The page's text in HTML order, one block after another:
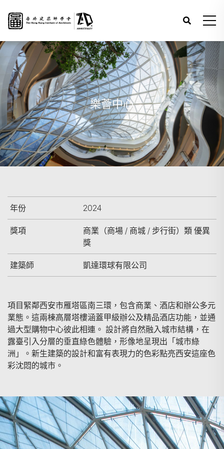
樂薈中心
年份 2024
獎項
商業（商場 / 商城 / 步行街）類 優異
獎
建築師 凱達環球有限公司
項目緊鄰西安市雁塔區南三環，包含商業、酒店和辦公多元
業態。這兩棟高層塔樓涵蓋甲級辦公及精品酒店功能，並通
過大型購物中心彼此相連。 設計將自然融入城市結構，在
露臺引入分層的垂直綠色體驗，形像地呈現出「城市綠
洲」。新生建築的設計和富有表現力的色彩點亮西安這座色
彩沈悶的城市。